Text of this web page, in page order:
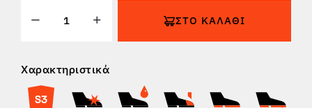
ΣΤΟ ΚΑΛΆΘΙ
Χαρακτηριστικά